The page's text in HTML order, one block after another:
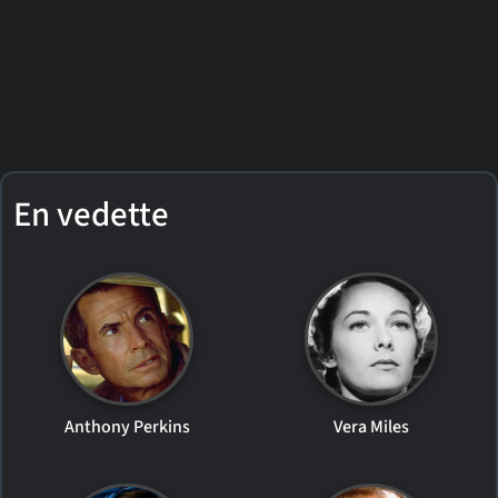
En vedette
Anthony Perkins Vera Miles